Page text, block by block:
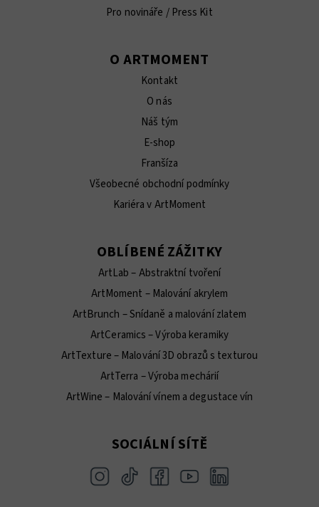
Pro novináře / Press Kit
O ARTMOMENT
Kontakt
O nás
Náš tým
E-shop
Franšíza
Všeobecné obchodní podmínky
Kariéra v ArtMoment
OBLÍBENÉ ZÁŽITKY
ArtLab – Abstraktní tvoření
ArtMoment – Malování akrylem
ArtBrunch – Snídaně a malování zlatem
ArtCeramics – Výroba keramiky
ArtTexture – Malování 3D obrazů s texturou
ArtTerra – Výroba mechárií
ArtWine – Malování vínem a degustace vín
SOCIÁLNÍ SÍTĚ